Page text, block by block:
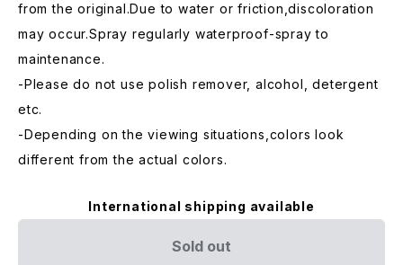
from the original.Due to water or friction,discoloration
may occur.Spray regularly waterproof-spray to
maintenance.
-Please do not use polish remover, alcohol, detergent
etc.
-Depending on the viewing situations,colors look
different from the actual colors.
International shipping available
Sold out